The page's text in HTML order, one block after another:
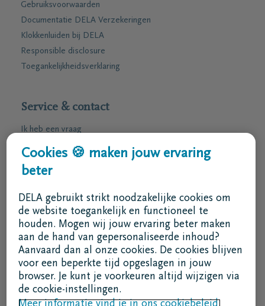
Gebruiksvoorwaarden
Documentatie DELA Verzekeringen
Klokkenluiden bij DELA
Responsible disclosure
Toegankelijkheidsverklaring
Service & contact
Ik heb een vraag
Ik wens een afspraak
Ik wens een brochure per post
ma - vr 8u30 -17u
Ik ben een bemiddelaar
Aanmelden in DELAconnect
Ik ben een leverancier
MVO code
Cookies 🍪 maken jouw ervaring
beter
DELA gebruikt strikt noodzakelijke cookies om
de website toegankelijk en functioneel te
houden. Mogen wij jouw ervaring beter maken
aan de hand van gepersonaliseerde inhoud?
Aanvaard dan al onze cookies. De cookies blijven
voor een beperkte tijd opgeslagen in jouw
browser. Je kunt je voorkeuren altijd wijzigen via
de cookie-instellingen.